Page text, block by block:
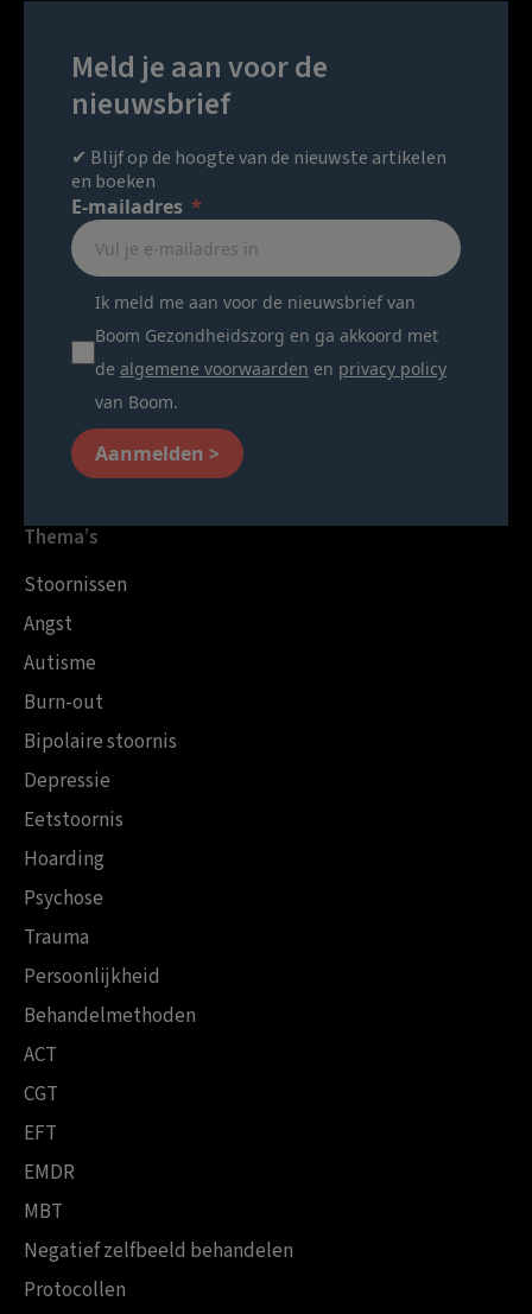
Meld je aan voor de
nieuwsbrief
✔ Blijf op de hoogte van de nieuwste artikelen
en boeken
E-mailadres
Ik meld me aan voor de nieuwsbrief van
Boom Gezondheidszorg en ga akkoord met
de algemene voorwaarden en privacy policy
van Boom.
Aanmelden >
Thema’s
Stoornissen
Angst
Autisme
Burn-out
Bipolaire stoornis
Depressie
Eetstoornis
Hoarding
Psychose
Trauma
Persoonlijkheid
Behandelmethoden
ACT
CGT
EFT
EMDR
MBT
Negatief zelfbeeld behandelen
Protocollen